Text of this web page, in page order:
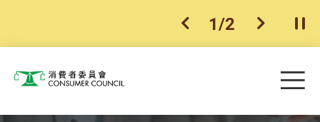
上一個
1/2 下一個開
消費者委員會 目